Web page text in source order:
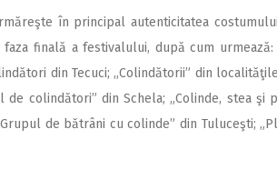
în principal autenticitatea
finală a festivalului, după cum
din Tecuci; „Colindătorii” din
de colindători” din Schela; „Colinde, stea şi
de bătrâni cu colinde” din Tuluceşti;